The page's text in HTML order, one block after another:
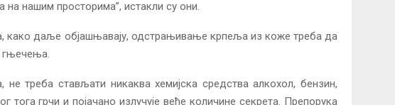
на нашим просторима”, истакли су они.
како даље објашњавају, одстрањивање крпеља из коже треба да
гњечења.
не треба стављати никаква хемијска средства алкохол, бензин,
тога грчи и појачано излучује веће количине секрета. Препорука